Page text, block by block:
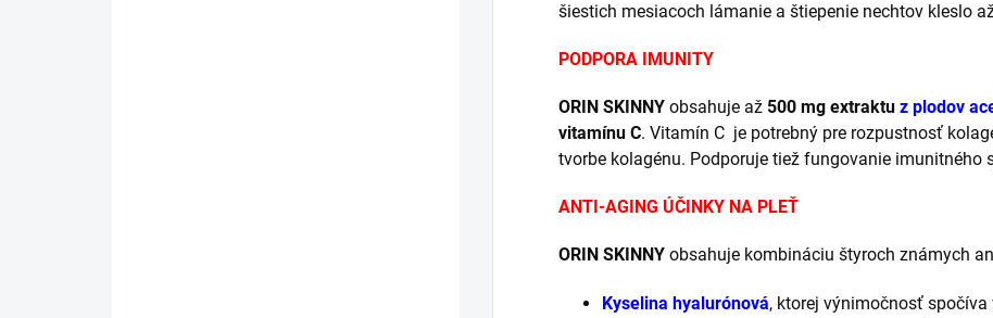
šiestich mesiacoch lámanie a štiepenie nechtov kleslo
PODPORA IMUNITY
ORIN SKINNY obsahuje až 500 mg extraktu z plodov
vitamínu C. Vitamín C je potrebný pre rozpustnosť
tvorbe kolagénu. Podporuje tiež fungovanie imunitného
ANTI-AGING ÚČINKY NA PLEŤ
ORIN SKINNY obsahuje kombináciu štyroch známych
Kyselina hyalurónová, ktorej výnimočnosť